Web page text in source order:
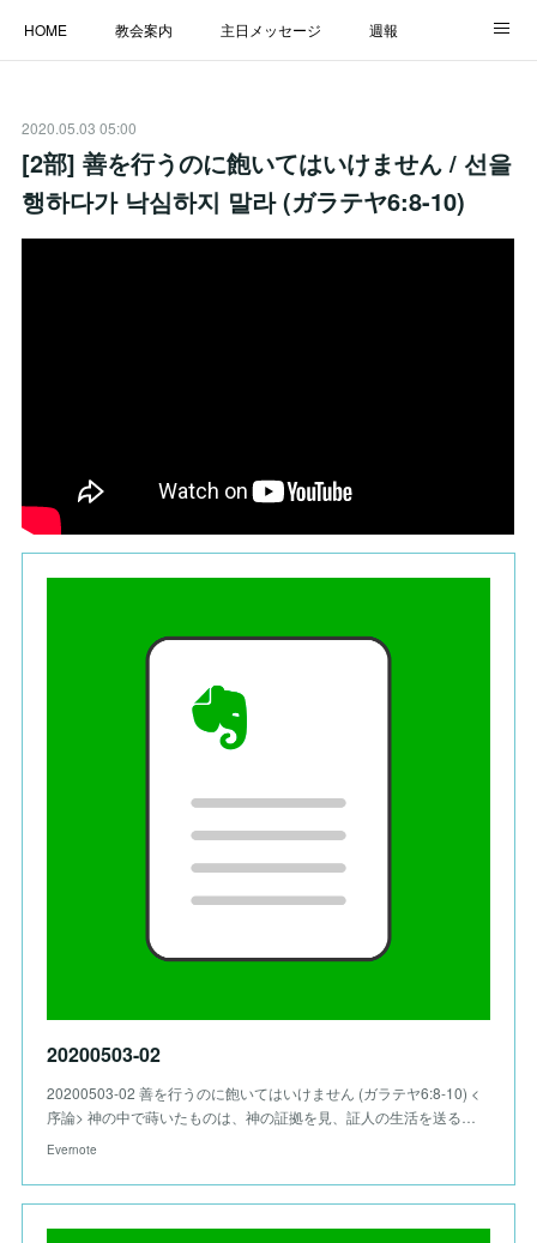
HOME 教会案内 主日メッセージ 週報
LINK
2020.05.03 05:00
[2部] 善を行うのに飽いてはいけません / 선을
행하다가 낙심하지 말라 (ガラテヤ6:8-10)
20200503-02
20200503-02 善を行うのに飽いてはいけません (ガラテヤ6:8-10) <
序論> 神の中で蒔いたものは、神の証拠を見、証人の生活を送る…
Evernote